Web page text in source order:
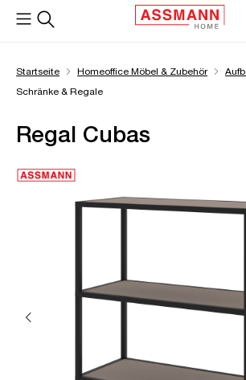
springen
Startseite Homeoffice Möbel & Zubehör
Schränke & Regale
Regal Cubas
Bildergalerie überspringen
Öffne Zoom-Modal